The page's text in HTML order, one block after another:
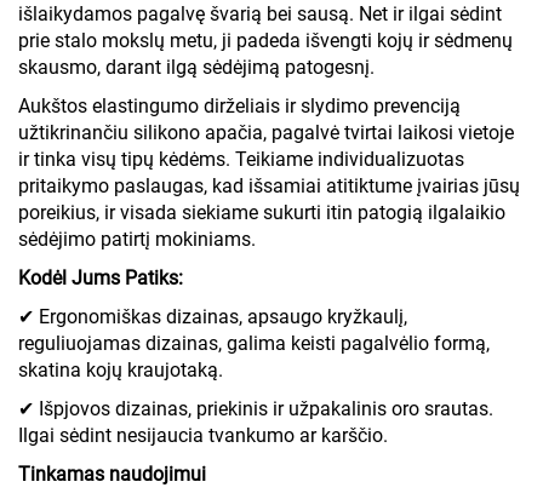
išlaikydamos pagalvę švarią bei sausą. Net ir ilgai sėdint
prie stalo mokslų metu, ji padeda išvengti kojų ir sėdmenų
skausmo, darant ilgą sėdėjimą patogesnį.
Aukštos elastingumo dirželiais ir slydimo prevenciją
užtikrinančiu silikono apačia, pagalvė tvirtai laikosi vietoje
ir tinka visų tipų kėdėms. Teikiame individualizuotas
pritaikymo paslaugas, kad išsamiai atitiktume įvairias jūsų
poreikius, ir visada siekiame sukurti itin patogią ilgalaikio
sėdėjimo patirtį mokiniams.
Kodėl Jums Patiks:
✔ Ergonomiškas dizainas, apsaugo kryžkaulį,
reguliuojamas dizainas, galima keisti pagalvėlio formą,
skatina kojų kraujotaką.
✔ Išpjovos dizainas, priekinis ir užpakalinis oro srautas.
Ilgai sėdint nesijaucia tvankumo ar karščio.
Tinkamas naudojimui